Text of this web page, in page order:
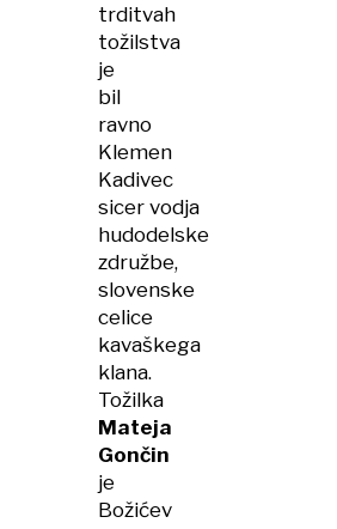
trditvah
tožilstva
je
bil
ravno
Klemen
Kadivec
sicer vodja
hudodelske
združbe,
slovenske
celice
kavaškega
klana.
Tožilka
Mateja
Gončin
je
Božićev